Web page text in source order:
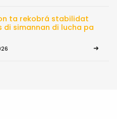
ta rekobrá stabilidat
di simannan di lucha pa